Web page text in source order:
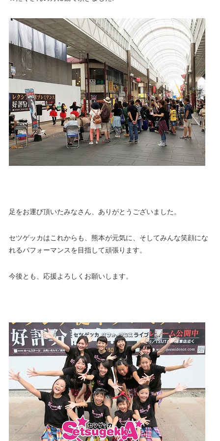
足をお運び頂いたみなさん、ありがとうございました。
セツゲッカはこれからも、熊本が元気に、そしてみんな笑顔にな
れるパフォーマンスを目指して頑張ります。
今後とも、応援よろしくお願いします。